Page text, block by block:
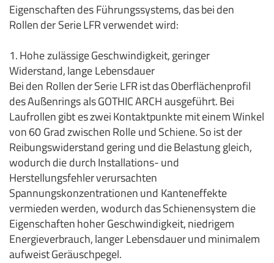
Eigenschaften des Führungssystems, das bei den
Rollen der Serie LFR verwendet wird:
1. Hohe zulässige Geschwindigkeit, geringer
Widerstand, lange Lebensdauer
Bei den Rollen der Serie LFR ist das Oberflächenprofil
des Außenrings als GOTHIC ARCH ausgeführt.Bei
Laufrollen gibt es zwei Kontaktpunkte mit einem Winkel
von 60 Grad zwischen Rolle und Schiene.So ist der
Reibungswiderstand gering und die Belastung gleich,
wodurch die durch Installations- und
Herstellungsfehler verursachten
Spannungskonzentrationen und Kanteneffekte
vermieden werden, wodurch das Schienensystem die
Eigenschaften hoher Geschwindigkeit, niedrigem
Energieverbrauch, langer Lebensdauer und minimalem
aufweist Geräuschpegel.